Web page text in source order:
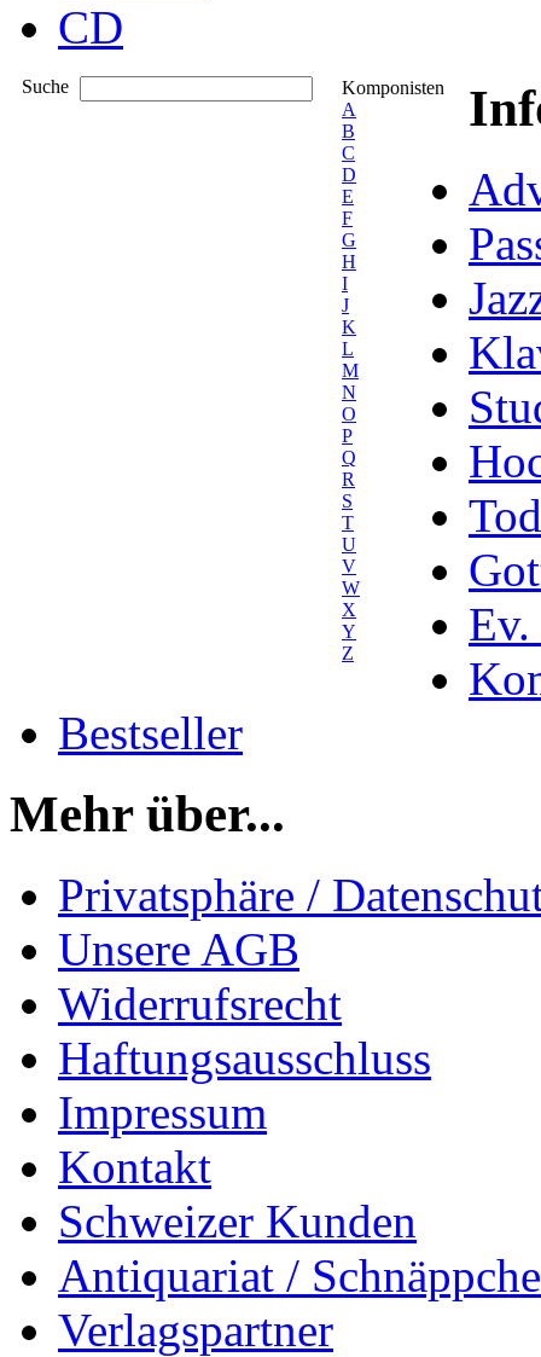
CD
Suche
Komponisten
A
B
C
D
E
F
G
H
I
J
K
L
M
N
O
P
Q
R
S
T
U
V
W
X
Y
Z
Ev.
Bestseller
Mehr über...
Privatsphäre /
Unsere AGB
Widerrufsrecht
Haftungsausschluss
Impressum
Kontakt
Schweizer Kunden
Antiquariat /
Verlagspartner